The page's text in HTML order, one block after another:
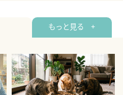
もっと見る +